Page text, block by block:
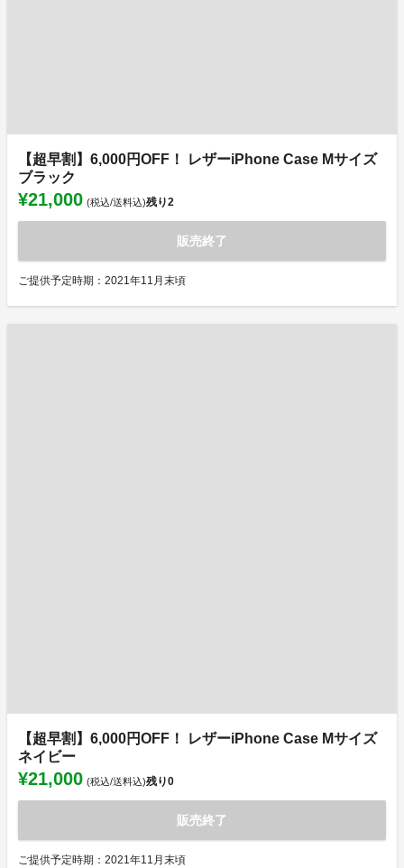
【超早割】6,000円OFF！ レザーiPhone Case Mサイズ
ブラック
¥21,000 (税込/送料込)残り2
販売終了
ご提供予定時期：2021年11月末頃
【超早割】6,000円OFF！ レザーiPhone Case Mサイズ
ネイビー
¥21,000 (税込/送料込)残り0
販売終了
ご提供予定時期：2021年11月末頃